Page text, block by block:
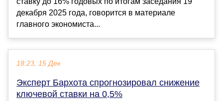
декабря 2025 года, говорится в материале
главного экономиста...
18:23, 15 Дек
Эксперт Бархота спрогнозировал снижение
ключевой ставки на 0,5%